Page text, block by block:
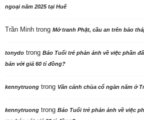
ngoại năm 2025 tại Huế
Trần Minh trong Mở tranh Phật, cầu an trên bảo
tonydo trong Báo Tuổi trẻ phản ảnh về việc phần
bán với giá 60 tỉ đồng?
kennytruong trong Vãn cảnh chùa cổ ngàn năm ở
kennytruong trong Báo Tuổi trẻ phản ảnh về việc